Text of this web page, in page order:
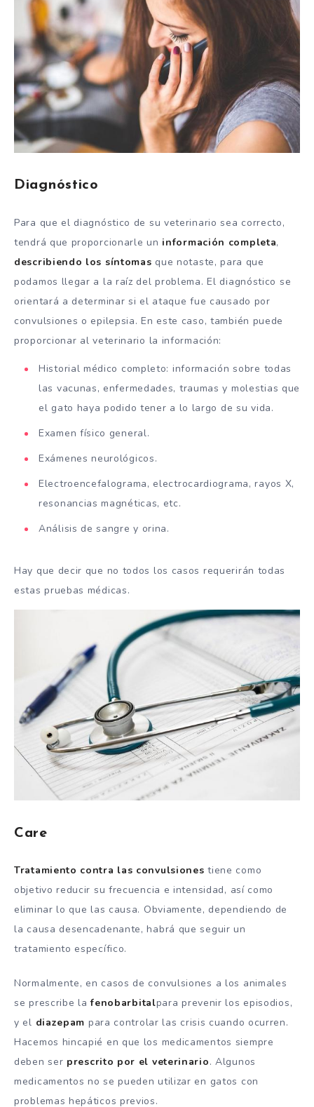
Diagnóstico
Para que el diagnóstico de su veterinario sea correcto,
tendrá que proporcionarle un información completa,
describiendo los síntomas que notaste, para que
podamos llegar a la raíz del problema. El diagnóstico se
orientará a determinar si el ataque fue causado por
convulsiones o epilepsia. En este caso, también puede
proporcionar al veterinario la información:
Historial médico completo: información sobre todas
las vacunas, enfermedades, traumas y molestias que
el gato haya podido tener a lo largo de su vida.
Examen físico general.
Exámenes neurológicos.
Electroencefalograma, electrocardiograma, rayos X,
resonancias magnéticas, etc.
Análisis de sangre y orina.
Hay que decir que no todos los casos requerirán todas
estas pruebas médicas.
Care
Tratamiento contra las convulsiones tiene como
objetivo reducir su frecuencia e intensidad, así como
eliminar lo que las causa. Obviamente, dependiendo de
la causa desencadenante, habrá que seguir un
tratamiento específico.
Normalmente, en casos de convulsiones a los animales
se prescribe lafenobarbitalpara prevenir los episodios,
y el diazepam para controlar las crisis cuando ocurren.
Hacemos hincapié en que los medicamentos siempre
deben ser prescrito por el veterinario. Algunos
medicamentos no se pueden utilizar en gatos con
problemas hepáticos previos.